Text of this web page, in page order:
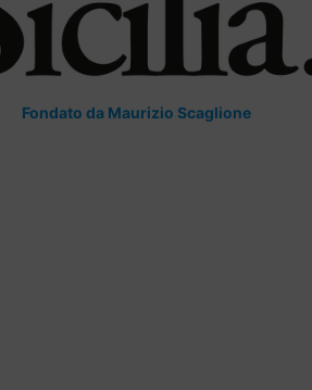
Fondato da Maurizio Scaglione